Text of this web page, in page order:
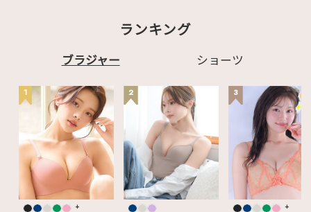
ランキング
ブラジャー ショーツ
1
+
2 3
+